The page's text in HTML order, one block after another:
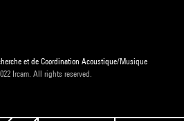
et de Coordination Acoustique/Musique
Ircam. All rights reserved.